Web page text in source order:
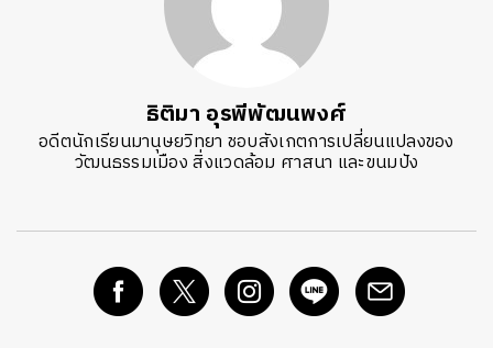
ธิติมา อุรพีพัฒนพงศ์
อดีตนักเรียนมานุษยวิทยา ชอบสังเกตการเปลี่ยนแปลงของ
วัฒนธรรมเมือง สิ่งแวดล้อม ศาสนา และขนมปัง